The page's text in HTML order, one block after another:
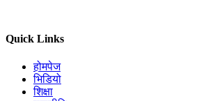
Quick Links
होमपेज
भिडियो
शिक्षा